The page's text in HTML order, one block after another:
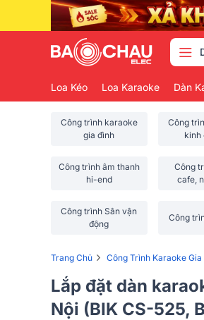
Loa Kéo Loa Karaoke Dàn
Công trình karaoke
gia đình
Công
kinh
Công trình âm thanh
hi-end
Công
cafe,
Công trình Sân vận
động
Công
Trang Chủ › Công Trình Karaoke
Lắp đặt dàn
Nội (BIK CS-525,